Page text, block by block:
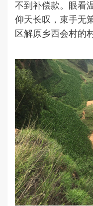
不到补偿款。眼看
仰天长叹，束手无
区解原乡西会村的